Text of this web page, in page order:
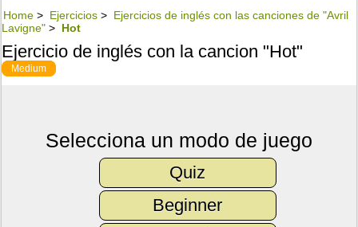
Home > Ejercicios > Ejercicios de inglés con las canciones de "Avril
Lavigne" > Hot
Ejercicio de inglés con la cancion "Hot"
Medium
Selecciona un modo de juego
Quiz
Beginner